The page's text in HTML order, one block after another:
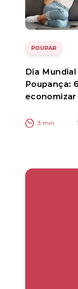
POUPAR
Dia Mundial
Poupança:
economizar
3 min